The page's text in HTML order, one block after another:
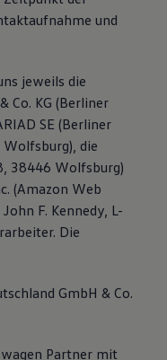
und
jeweils die
Co. KG (Berliner
SE (Berliner
die
38446 Wolfsburg)
(Amazon Web
F. Kennedy, L-
Die
GmbH & Co.
Partner mit